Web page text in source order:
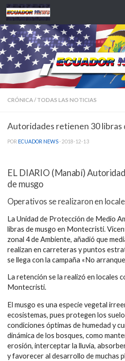
Saltar al contenido
CRÓNICA/ TODAS LAS NOTICIAS
Autoridades retienen 30 libras
POR ECUADOR NEWS · 2018-12-13
EL DIARIO (Manabí)
de musgo
Operativos se realizaron en
La Unidad de Protección de Medio
libras de musgo en Montecristi.
zonal 4 de Ambiente, añadió que
realizan en carreteras y puntos
se llega con la campaña «No
La retención se la realizó en locales
Montecristi.
El musgo es una especie vegetal
ecosistemas, pues protegen los
condiciones óptimas de humedad y
dinámica de los bosques, como
erosión, interceptar la lluvia,
y favorecer al desarrollo de muchas